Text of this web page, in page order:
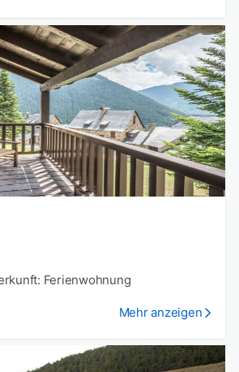
Ferienwohnung
Mehr anzeigen